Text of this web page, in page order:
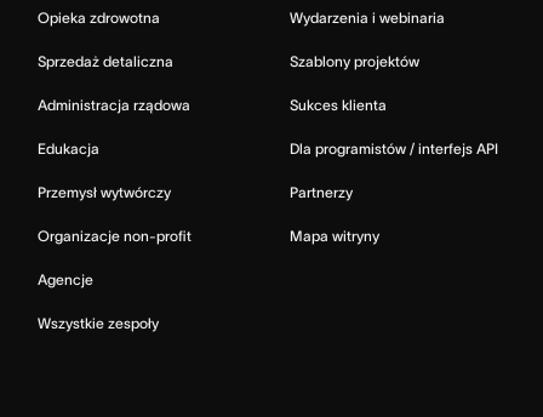
Opieka zdrowotna
Sprzedaż detaliczna
Administracja rządowa
Edukacja
Przemysł wytwórczy
Organizacje non-profit
Agencje
Wszystkie zespoły
Wydarzenia i webinaria
Szablony projektów
Sukces klienta
Dla programistów / interfejs API
Partnerzy
Mapa witryny